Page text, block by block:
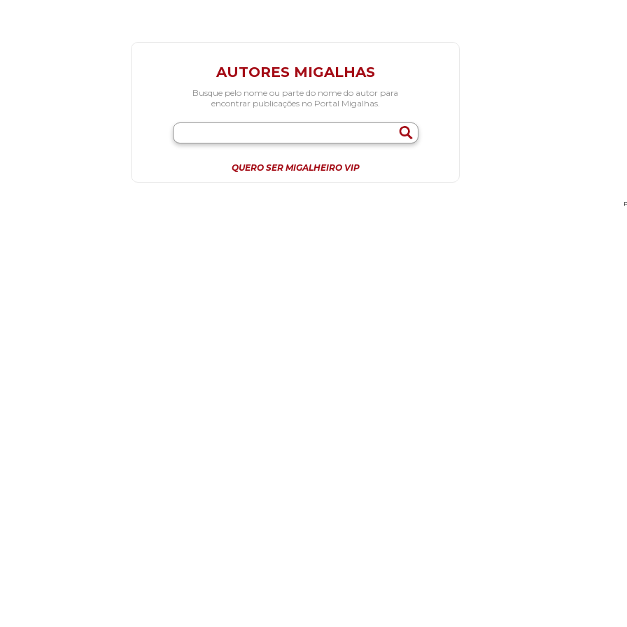
AUTORES MIGALHAS
Busque pelo nome ou parte do nome do autor para
encontrar publicações no Portal Migalhas.
QUERO SER MIGALHEIRO VIP